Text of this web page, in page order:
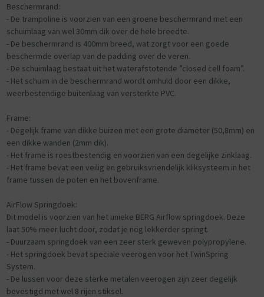
- Hoge kwaliteit net-materiaal.
- De palen zijn met elkaar verbonden door een kliksysteem, waardoor
deze niet los kunnen schieten.
- Perfecte bescherming van de palen met een fraaie, zwarte hoes
gevuld met een dikke laag schuim.
Beschermrand:
- De trampoline is voorzien van een groene beschermrand met een
schuimlaag van wel 30mm dik over de hele breedte.
- De beschermrand is 400mm breed, wat zorgt voor een goede
beschermde overlap van de padding over de veren.
- De schuimlaag bestaat uit het waterafstotende ”closed cell foam”.
- Het schuim in de beschermrand wordt omhuld door een dikke,
weerbestendige buitenlaag van versterkte PVC.
Frame:
- Degelijk frame van dikke buizen met een grote diameter (50,8mm) en
een dikke wanden (2mm dik).
- Het frame is roestbestendig en voorzien van een degelijke zinklaag.
- Het frame bevat een veilig en gebruiksvriendelijk kliksysteem in het
frame tussen de poten en het bovenframe.
AirFlow Springdoek:
Dit model is voorzien van het unieke BERG Airflow springdoek. Deze
laat 50% meer lucht door, zodat je nog lekkerder springt.
- Duurzaam springdoek van een zeer sterk geweven polypropylene.
- Het springdoek bevat speciale veerogen voor het TwinSpring
System.
- De lussen voor deze sterke metalen veerogen zijn zeer degelijk
bevestigd met wel 8 rijen stiksel.